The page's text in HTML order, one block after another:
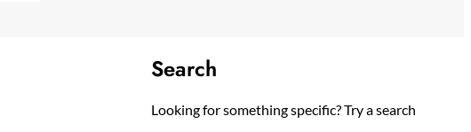
Search
Looking for something specific? Try a search